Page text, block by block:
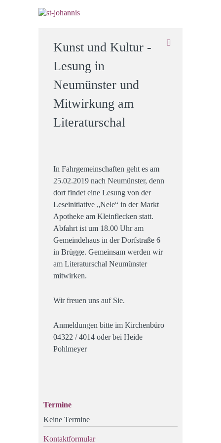
Kunst und Kultur -
Lesung in
Neumünster und
Mitwirkung am
Literaturschal
In Fahrgemeinschaften geht es am
25.02.2019 nach Neumünster, denn
dort findet eine Lesung von der
Leseinitiative „Nele“ in der Markt
Apotheke am Kleinflecken statt.
Abfahrt ist um 18.00 Uhr am
Gemeindehaus in der Dorfstraße 6
in Brügge. Gemeinsam werden wir
am Literaturschal Neumünster
mitwirken.
Wir freuen uns auf Sie.
Anmeldungen bitte im Kirchenbüro
04322 / 4014 oder bei Heide
Pohlmeyer
Termine
Keine Termine
Kontaktformular